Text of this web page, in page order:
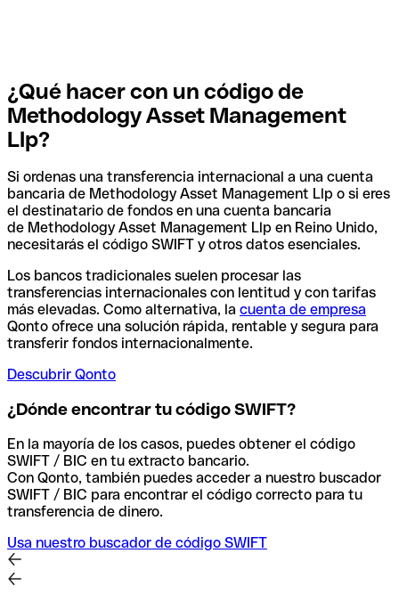
¿Qué hacer con un código de
Methodology Asset Management
Llp?
Si ordenas una transferencia internacional a una cuenta
bancaria de Methodology Asset Management Llp o si eres
el destinatario de fondos en una cuenta bancaria
de Methodology Asset Management Llp en Reino Unido,
necesitarás el código SWIFT y otros datos esenciales.
Los bancos tradicionales suelen procesar las
transferencias internacionales con lentitud y con tarifas
más elevadas. Como alternativa, la cuenta de empresa
Qonto ofrece una solución rápida, rentable y segura para
transferir fondos internacionalmente.
Descubrir Qonto
¿Dónde encontrar tu código SWIFT?
En la mayoría de los casos, puedes obtener el código
SWIFT / BIC en tu extracto bancario.
Con Qonto, también puedes acceder a nuestro buscador
SWIFT / BIC para encontrar el código correcto para tu
transferencia de dinero.
Usa nuestro buscador de código SWIFT